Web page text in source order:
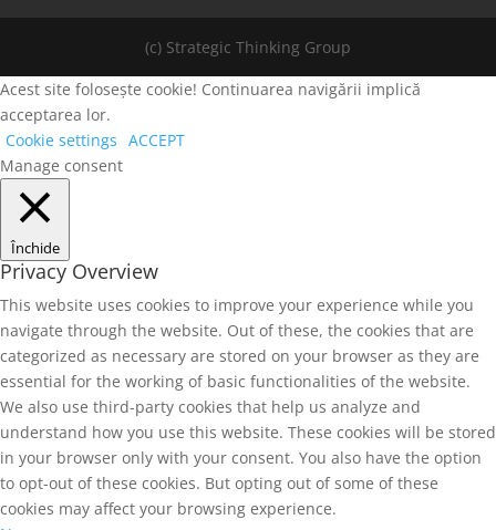
(c) Strategic Thinking Group
Acest site folosește cookie! Continuarea navigării implică
acceptarea lor.
Cookie settings ACCEPT
Manage consent
Închide
Privacy Overview
This website uses cookies to improve your experience while you
navigate through the website. Out of these, the cookies that are
categorized as necessary are stored on your browser as they are
essential for the working of basic functionalities of the website.
We also use third-party cookies that help us analyze and
understand how you use this website. These cookies will be stored
in your browser only with your consent. You also have the option
to opt-out of these cookies. But opting out of some of these
cookies may affect your browsing experience.